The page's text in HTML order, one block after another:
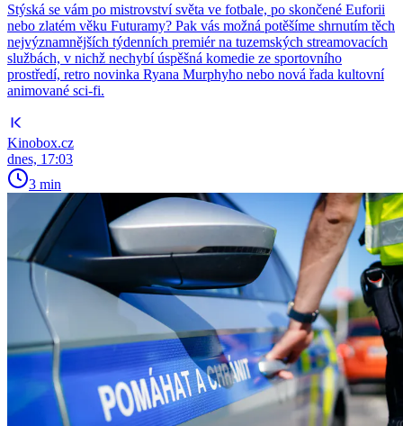
Stýská se vám po mistrovství světa ve fotbale, po skončené Euforii
nebo zlatém věku Futuramy? Pak vás možná potěšíme shrnutím těch
nejvýznamnějších týdenních premiér na tuzemských streamovacích
službách, v nichž nechybí úspěšná komedie ze sportovního
prostředí, retro novinka Ryana Murphyho nebo nová řada kultovní
animované sci-fi.
Kinobox.cz
dnes, 17:03
3 min